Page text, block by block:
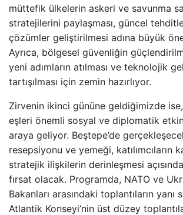
müttefik ülkelerin askeri ve savunma
stratejilerini paylaşması, güncel
çözümler geliştirilmesi adına büyük
Ayrıca, bölgesel güvenliğin
yeni adımların atılması ve teknolojik
tartışılması için zemin hazırlıyor.
Zirvenin ikinci gününe geldiğimizde
eşleri önemli sosyal ve diplomatik
araya geliyor. Beştepe’de
resepsiyonu ve yemeği, katılımcıların
stratejik ilişkilerin derinleşmesi
fırsat olacak. Programda, NATO ve
Bakanları arasındaki toplantıların yanı
Atlantik Konseyi’nin üst düzey